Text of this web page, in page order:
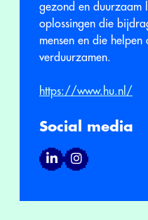
gezond en duurzaam
oplossingen die
mensen en die
verduurzamen.
https://www.hu.nl/
Social media